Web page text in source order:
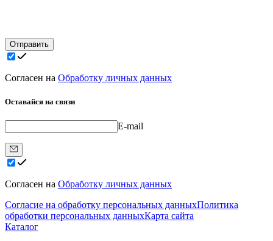
Отправить
Согласен на Обработку личных данных
Оставайся на связи
E-mail
Согласен на Обработку личных данных
Согласие на обработку персональных данныхПолитика
обработки персональных данныхКарта сайта
Каталог